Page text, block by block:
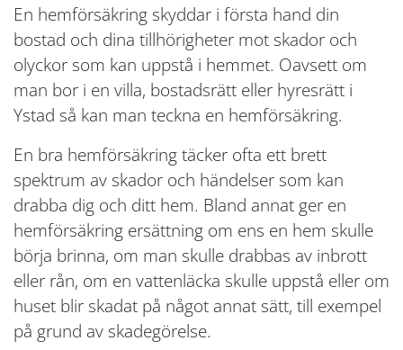
En hemförsäkring skyddar i första hand din
bostad och dina tillhörigheter mot skador och
olyckor som kan uppstå i hemmet. Oavsett om
man bor i en villa, bostadsrätt eller hyresrätt i
Ystad så kan man teckna en hemförsäkring.
En bra hemförsäkring täcker ofta ett brett
spektrum av skador och händelser som kan
drabba dig och ditt hem. Bland annat ger en
hemförsäkring ersättning om ens en hem skulle
börja brinna, om man skulle drabbas av inbrott
eller rån, om en vattenläcka skulle uppstå eller om
huset blir skadat på något annat sätt, till exempel
på grund av skadegörelse.